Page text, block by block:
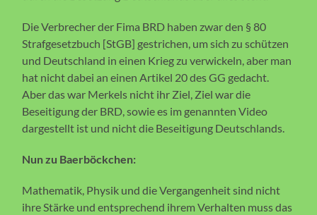
Die Verbrecher der Fima BRD haben zwar den § 80
Strafgesetzbuch [StGB] gestrichen, um sich zu schützen
und Deutschland in einen Krieg zu verwickeln, aber man
hat nicht dabei an einen Artikel 20 des GG gedacht.
Aber das war Merkels nicht ihr Ziel, Ziel war die
Beseitigung der BRD, sowie es im genannten Video
dargestellt ist und nicht die Beseitigung Deutschlands.
Nun zu Baerböckchen:
Mathematik, Physik und die Vergangenheit sind nicht
ihre Stärke und entsprechend ihrem Verhalten muss das